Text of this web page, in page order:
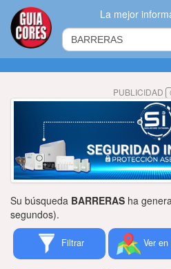
La mejor
PUBLICIDAD
Su búsqueda BARRERAS ha
segundos).
Filtrar Ver en